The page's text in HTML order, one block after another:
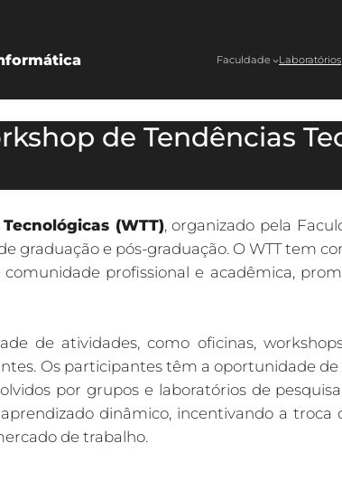
Faculdade Laboratórios
de Tendências
(WTT), organizado pela
graduação e pós-graduação. O WTT tem
profissional e acadêmica,
de atividades, como oficinas,
Os participantes têm a oportunidade de
por grupos e laboratórios de
dinâmico, incentivando a
de trabalho.